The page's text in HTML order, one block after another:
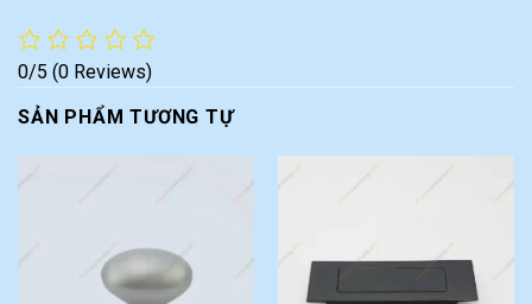
0/5 (0 Reviews)
SẢN PHẨM TƯƠNG TỰ